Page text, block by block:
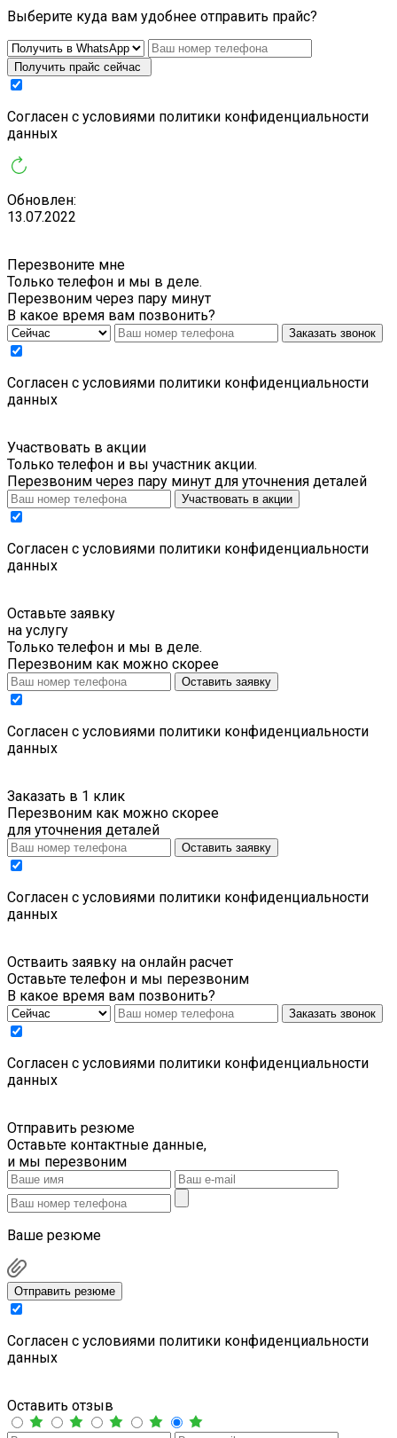
Выберите куда вам удобнее отправить прайс?
Получить прайс сейчас
Cогласен с условиями политики конфиденциальности
данных
Обновлен:
13.07.2022
Перезвоните мне
Только телефон и мы в деле.
Перезвоним через пару минут
В какое время вам позвонить?
Заказать звонок
Cогласен с условиями политики конфиденциальности
данных
Участвовать в акции
Только телефон и вы участник акции.
Перезвоним через пару минут для уточнения деталей
Участвовать в акции
Cогласен с условиями политики конфиденциальности
данных
Оставьте заявку
на услугу
Только телефон и мы в деле.
Перезвоним как можно скорее
Оставить заявку
Cогласен с условиями политики конфиденциальности
данных
Заказать в 1 клик
Перезвоним как можно скорее
для уточнения деталей
Оставить заявку
Cогласен с условиями политики конфиденциальности
данных
Остваить заявку на онлайн расчет
Оставьте телефон и мы перезвоним
В какое время вам позвонить?
Заказать звонок
Cогласен с условиями политики конфиденциальности
данных
Отправить резюме
Оставьте контактные данные,
и мы перезвоним
Ваше резюме
Отправить резюме
Cогласен с условиями политики конфиденциальности
данных
Оставить отзыв